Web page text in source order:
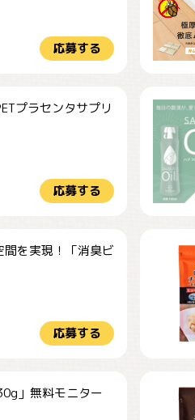
応募する
プラセンタサプリ
応募する
を実現！「消臭ビ
応募する
」無料モニター